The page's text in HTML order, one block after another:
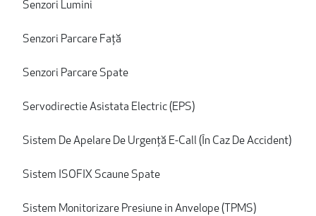
Senzori Lumini
Senzori Parcare Față
Senzori Parcare Spate
Servodirectie Asistata Electric (EPS)
Sistem De Apelare De Urgență E-Call (În Caz De Accident)
Sistem ISOFIX Scaune Spate
Sistem Monitorizare Presiune in Anvelope (TPMS)